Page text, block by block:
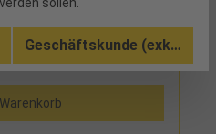
Geschäftskunde (exkl.